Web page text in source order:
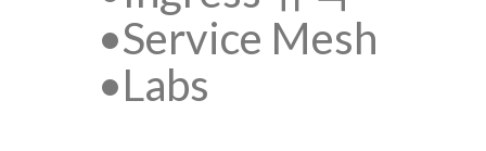
•Service Mesh
•Labs